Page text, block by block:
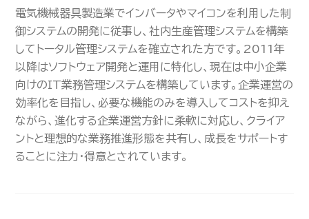
電気機械器具製造業でインバータやマイコンを利用した制
御システムの開発に従事し、社内生産管理システムを構築
してトータル管理システムを確立された方です。2011年
以降はソフトウェア開発と運用に特化し、現在は中小企業
向けのIT業務管理システムを構築しています。企業運営の
効率化を目指し、必要な機能のみを導入してコストを抑え
ながら、進化する企業運営方針に柔軟に対応し、クライア
ントと理想的な業務推進形態を共有し、成長をサポートす
ることに注力・得意とされています。